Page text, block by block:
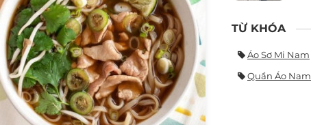
TỪ KHÓA
Áo Sơ Mi Nam
Quần Áo Nam